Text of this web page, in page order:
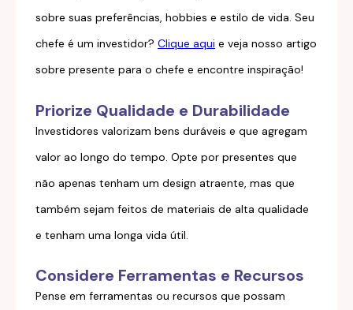
sobre suas preferências, hobbies e estilo de vida. Seu
chefe é um investidor? Clique aqui e veja nosso artigo
sobre presente para o chefe e encontre inspiração!
Priorize Qualidade e Durabilidade
Investidores valorizam bens duráveis e que agregam
valor ao longo do tempo. Opte por presentes que
não apenas tenham um design atraente, mas que
também sejam feitos de materiais de alta qualidade
e tenham uma longa vida útil.
Considere Ferramentas e Recursos
Pense em ferramentas ou recursos que possam